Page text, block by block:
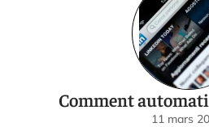
Comment
11 mars